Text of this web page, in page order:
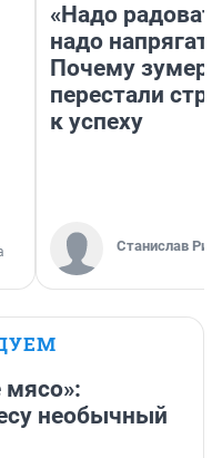
«Надо
надо
Почему
перестали
к успеху
Станислав
мясо»:
необычный